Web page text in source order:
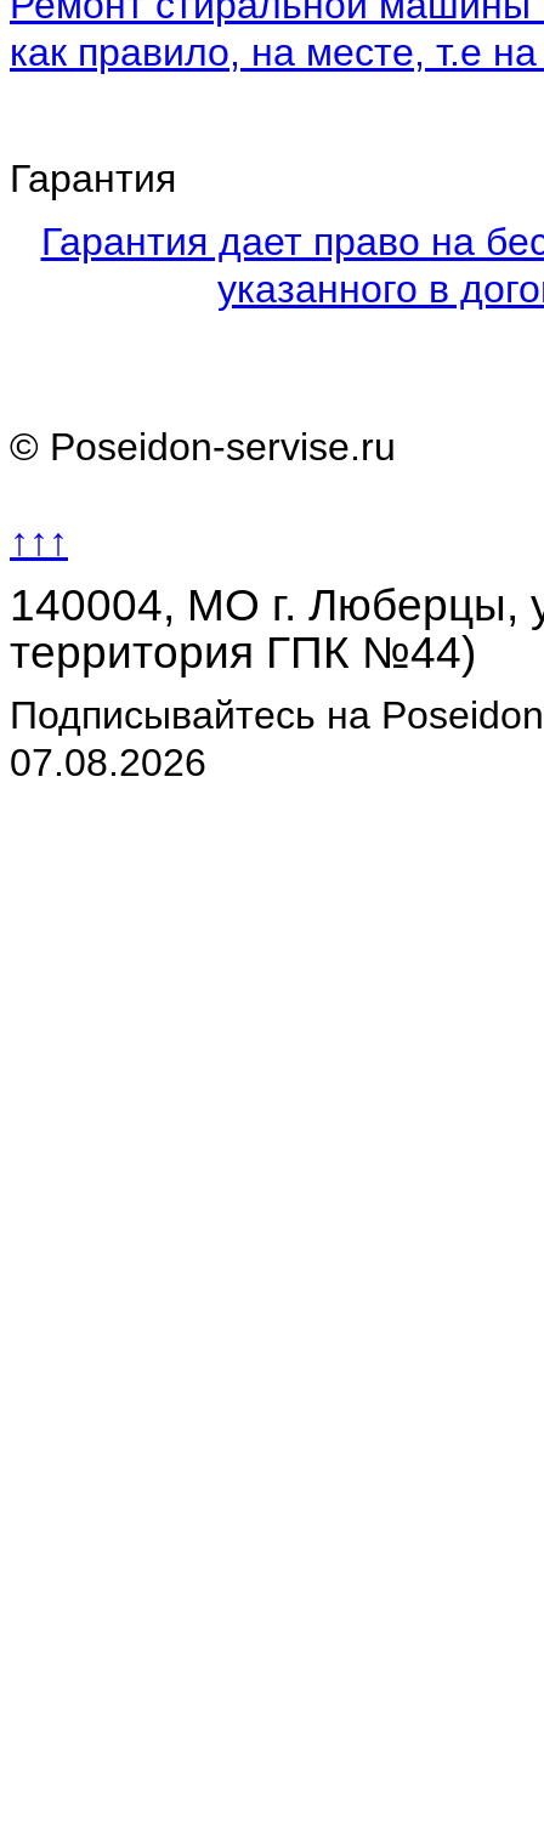
как правило, на месте, т.е
Гарантия
Гарантия дает право на
указанного в
© Poseidon-servise.ru
↑↑↑
140004, МО г. Люберцы,
территория ГПК №44)
Подписывайтесь на
07.08.2026